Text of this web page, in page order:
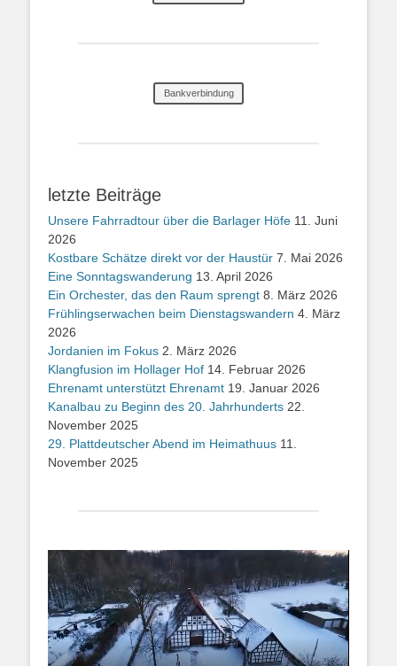
Bankverbindung
letzte Beiträge
Unsere Fahrradtour über die Barlager Höfe 11. Juni
2026
Kostbare Schätze direkt vor der Haustür 7. Mai 2026
Eine Sonntagswanderung 13. April 2026
Ein Orchester, das den Raum sprengt 8. März 2026
Frühlingserwachen beim Dienstagswandern 4. März
2026
Jordanien im Fokus 2. März 2026
Klangfusion im Hollager Hof 14. Februar 2026
Ehrenamt unterstützt Ehrenamt 19. Januar 2026
Kanalbau zu Beginn des 20. Jahrhunderts 22.
November 2025
29. Plattdeutscher Abend im Heimathuus 11.
November 2025